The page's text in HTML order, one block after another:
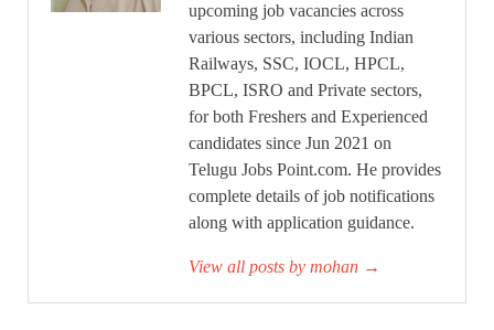
upcoming job vacancies across
various sectors, including Indian
Railways, SSC, IOCL, HPCL,
BPCL, ISRO and Private sectors,
for both Freshers and Experienced
candidates since Jun 2021 on
Telugu Jobs Point.com. He provides
complete details of job notifications
along with application guidance.
View all posts by mohan →